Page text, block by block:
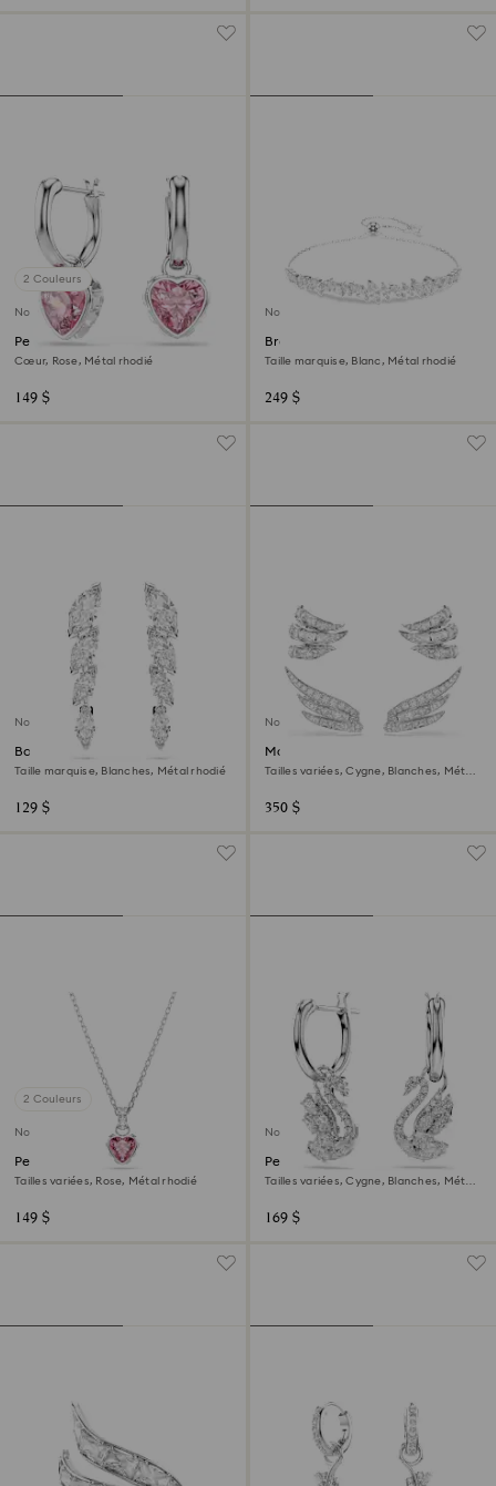
2 Couleurs
Nouveau
Pendants d'oreilles Chroma
Cœur, Rose, Métal rhodié
149 $
Nouveau
Bracelet Mesmera
Taille marquise, Blanc, Métal rhodié
249 $
Nouveau
Boucles d'oreilles Mesmera
Taille marquise, Blanches, Métal rhodié
129 $
Nouveau
Manchettes d’oreilles Vienna
Tailles variées, Cygne, Blanches, Métal
350 $
2 Couleurs
Nouveau
Pendentif Chroma
Tailles variées, Rose, Métal rhodié
149 $
Nouveau
Pendants d'oreilles Swan
Tailles variées, Cygne, Blanches, Métal
169 $